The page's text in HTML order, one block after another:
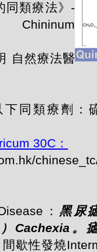
同類療法》-
自然療法醫
同類療劑：
30C：
： 黑尿
Cachexia。
歇性發燒